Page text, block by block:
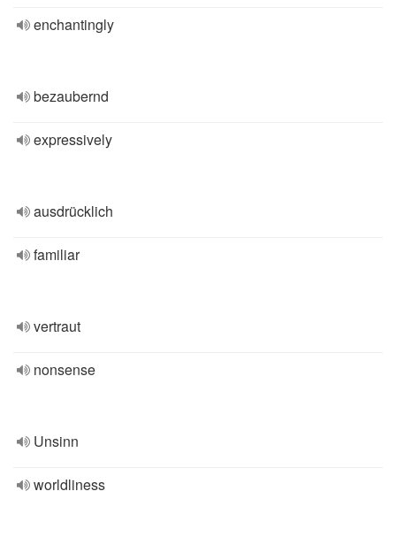
enchantingly
bezaubernd
expressively
ausdrücklich
familiar
vertraut
nonsense
Unsinn
worldliness